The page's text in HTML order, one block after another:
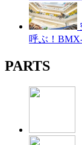
呼ぶ！
PARTS